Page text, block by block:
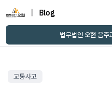
Blog
법무법인 오현 음주
교통사고